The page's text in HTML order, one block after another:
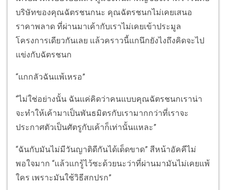
บริษัทของคุณฉัตรชนกนะ คุณฉัตรชนกไม่เคยเสนอ
ราคาพลาด ที่ผ่านมาเค้ากับเราไม่เคยเข้าประมูล
โครงการเดียวกันเลย แล้วคราวนี้แกนึกยังไงถึงคิดจะไป
แข่งกับฉัตรชนก
“แกกลัวฉันแพ้เหรอ”
“ไม่ใช่อย่างนั้น ฉันแค่คิดว่าคนแบบคุณฉัตรชนกเราน่า
จะทำให้เค้ามาเป็นพันธมิตรกับเรามากกว่าที่เราจะ
ประกาศตัวเป็นศัตรูกับเค้าก็เท่านั้นแหละ”
“ฉันกับมันไม่มีวันญาติดีกันได้เด็ดขาด” สีหน้าอัคคีไม่
พอใจมาก “แล้วแกรู้ไว้ซะด้วยนะว่าที่ผ่านมามันไม่เคยแพ้
ใคร เพราะมันใช้วิธีสกปรก”